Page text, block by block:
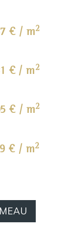
€ / m2
€ / m2
€ / m2
€ / m2